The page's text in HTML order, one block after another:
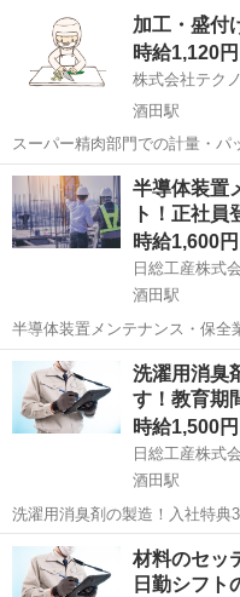
イカー通勤！無料駐車場あり！
業！空調完備で快適！《山形県...
酒田駅
加工・盛付
時給1,120円
株式会社テク
酒田駅
スーパー精肉部門での計量・パ
どをお願いします。(派遣) 長期
時間相談可能。車・バイク・
熟のためのOJTありで安心スタ
山形 酒田市 酒田駅
半導体装置
ト！正社
時給1,600円
日総工産株式
酒田駅
半導体装置メンテナンス・保全
り！未経験でも始められる教育制度！研修中
も配属後も寮費無料！
Point3★大手...
山形 酒田駅 大工
洗濯用消臭
す！教育期
時給1,500円
日総工産株式
酒田駅
洗濯用消臭剤の製造！入社特典
心！高時給で1500円♪ Point1★月の半分お休み！ Point2☆エリア内高
時給◎ Point3★未経験者活躍
で...
山形 工場
材料のセッ
日勤シフト